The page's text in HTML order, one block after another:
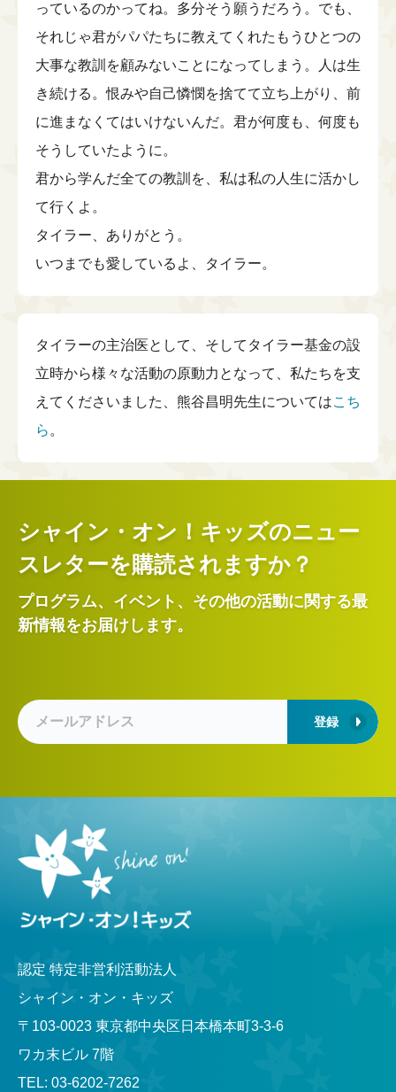
っているのかってね。多分そう願うだろう。でも、
それじゃ君がパパたちに教えてくれたもうひとつの
大事な教訓を顧みないことになってしまう。人は生
き続ける。恨みや自己憐憫を捨てて立ち上がり、前
に進まなくてはいけないんだ。君が何度も、何度も
そうしていたように。
君から学んだ全ての教訓を、私は私の人生に活かし
て行くよ。
タイラー、ありがとう。
いつまでも愛しているよ、タイラー。
タイラーの主治医として、そしてタイラー基金の設
立時から様々な活動の原動力となって、私たちを支
えてくださいました、熊谷昌明先生についてはこち
ら 。
シャイン・オン！キッズのニュー
スレターを購読されますか？
プログラム、イベント、その他の活動に関する最
新情報をお届けします。
登録
認定 特定非営利活動法人
シャイン・オン・キッズ
〒103-0023 東京都中央区日本橋本町3-3-6
ワカ末ビル 7階
TEL: 03-6202-7262